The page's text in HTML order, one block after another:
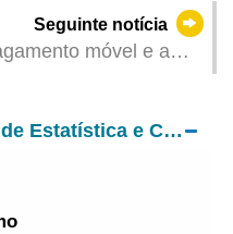
Seguinte notícia
móvel e a
Direcção dos Serviços de Estatística e Censos